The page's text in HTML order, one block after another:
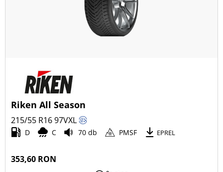
Riken All Season
215/55 R1697VXL
D C 70 db PMSF EPREL
353,60 RON